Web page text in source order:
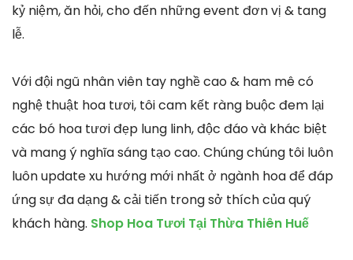
kỷ niệm, ăn hỏi, cho đến những event đơn vị & tang
lễ.
Với đội ngũ nhân viên tay nghề cao & ham mê có
nghệ thuật hoa tươi, tôi cam kết ràng buộc đem lại
các bó hoa tươi đẹp lung linh, độc đáo và khác biệt
và mang ý nghĩa sáng tạo cao. Chúng chúng tôi luôn
luôn update xu hướng mới nhất ở ngành hoa để đáp
ứng sự đa dạng & cải tiến trong sở thích của quý
khách hàng. Shop Hoa Tươi Tại Thừa Thiên Huế